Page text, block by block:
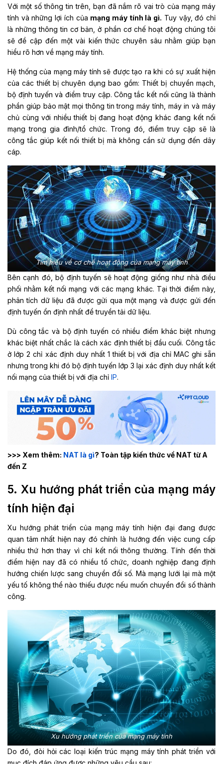
Với một số thông tin trên, bạn đã nắm rõ vai trò của mạng máy
tính và những lợi ích của mạng máy tính là gì. Tuy vậy, đó chỉ
là những thông tin cơ bản, ở phần cơ chế hoạt động chúng tôi
sẽ đề cập đến một vài kiến thức chuyên sâu nhằm giúp bạn
hiểu rõ hơn về mạng máy tính.
Hệ thống của mạng máy tính sẽ được tạo ra khi có sự xuất hiện
của các thiết bị chuyên dụng bao gồm: Thiết bị chuyển mạch,
bộ định tuyến và điểm truy cập. Công tắc kết nối cũng là thành
phần giúp bảo mật mọi thông tin trong máy tính, máy in và máy
chủ cùng với nhiều thiết bị đang hoạt động khác đang kết nối
mạng trong gia đình/tổ chức. Trong đó, điểm truy cập sẽ là
công tắc giúp kết nối thiết bị mà không cần sử dụng đến dây
cáp.
Tìm hiểu về cơ chế hoạt động của mạng máy tính
Bên cạnh đó, bộ định tuyến sẽ hoạt động giống như nhà điều
phối nhằm kết nối mạng với các mạng khác. Tại thời điểm này,
phân tích dữ liệu đã được gửi qua một mạng và được gửi đến
định tuyến ổn định nhất để truyền tải dữ liệu.
Dù công tắc và bộ định tuyến có nhiều điểm khác biệt nhưng
khác biệt nhất chắc là cách xác định thiết bị đầu cuối. Công tắc
ở lớp 2 chỉ xác định duy nhất 1 thiết bị với địa chỉ MAC ghi sẵn
nhưng trong khi đó bộ định tuyến lớp 3 lại xác định duy nhất kết
nối mạng của thiết bị với địa chỉ IP.
>>> Xem thêm: NAT là gì? Toàn tập kiến thức về NAT từ A
đến Z
5. Xu hướng phát triển của mạng máy
tính hiện đại
Xu hướng phát triển của mạng máy tính hiện đại đang được
quan tâm nhất hiện nay đó chính là hướng đến việc cung cấp
nhiều thứ hơn thay vì chỉ kết nối thông thường. Tính đến thời
điểm hiện nay đã có nhiều tổ chức, doanh nghiệp đang định
hướng chiến lược sang chuyển đổi số. Mà mạng lưới lại mà một
yếu tố không thể nào thiếu được nếu muốn chuyển đổi số thành
công.
Xu hướng phát triển của mạng máy tính
Do đó, đòi hỏi các loại kiến trúc mạng máy tính phát triển với